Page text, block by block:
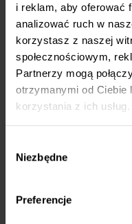
i reklam, aby oferować
analizować ruch w
korzystasz z naszej
społecznościowym,
Partnerzy mogą
otrzymanymi od Ciebie
korzystania z ich usług.
zgody
Niezbędne
Preferencje
Poznaj